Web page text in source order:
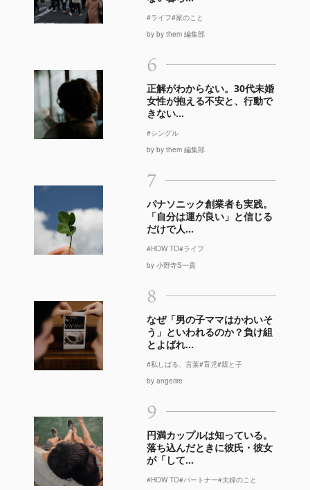
#ライフ#家のこと
by by them 編集部
6
正解がわからない。30代未婚
女性が抱える不安と、行動で
きない...
#シングル
by by them 編集部
7
パナソニック創業者も実践。
「自分は運が良い」と信じる
だけで人...
#HOW TO#ライフ
by 小野寺S一貴
8
なぜ「男の子ママはかわいそ
う」といわれるのか？負け組
とよばれ...
#私しばる、言葉#育児#親と子
by angerire
9
円満カップルは知っている。
落ち込んだときに彼氏・彼女
が「して...
#HOW TO#パートナー#夫婦のこと